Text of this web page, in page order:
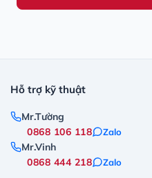
Hỗ trợ kỹ thuật
Mr.Tường
0868 106 118
Zalo
Mr.Vinh
0868 444 218
Zalo